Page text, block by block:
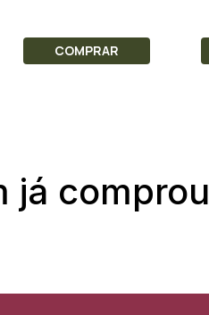
COMPRAR
já comprou